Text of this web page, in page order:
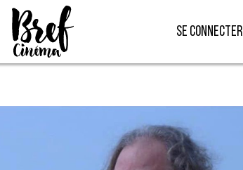
Se connecter